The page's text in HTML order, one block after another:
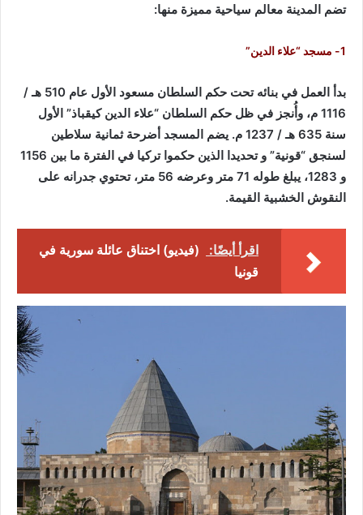
تضم المدينة معالم سياحية مميزة منها:
1- مسجد “علاء الدين”
بدأ العمل في بنائه تحت حكم السلطان مسعود الأول عام 510 هـ /
1116 م، وأُنجز في ظل حكم السلطان “علاء الدين كيقباذ” الأول
سنة 635 هـ / 1237 م. يضم المسجد أضرحة ثمانية سلاطين
لسنجق “قونية” و تحديدا الذين حكموا تركيا في الفترة ما بين 1156
و 1283، يبلغ طوله 71 متر وعرضه 56 متر، تحتوي جدرانه على
النقوش الخشبية القيمة.
اقرأ أيضًا:
(فيديو) اختناق عائلة سورية في
قونيا